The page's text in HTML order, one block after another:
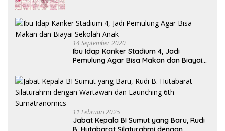
14 September 2020
Ibu Idap Kanker Stadium 4, Jadi
Pemulung Agar Bisa Makan dan Biayai
11 Februari 2025
Jabat Kepala BI Sumut yang Baru, Rudi